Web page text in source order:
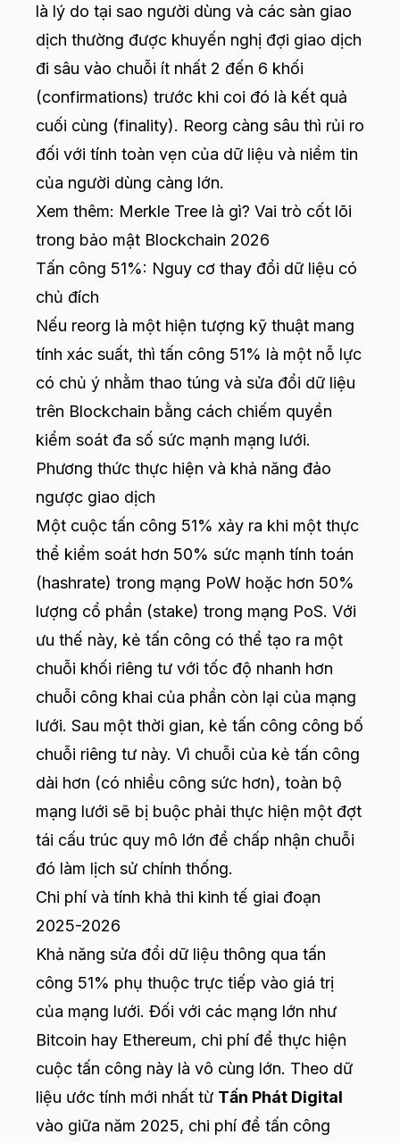
là lý do tại sao người dùng và các sàn giao
dịch thường được khuyến nghị đợi giao dịch
đi sâu vào chuỗi ít nhất 2 đến 6 khối
(confirmations) trước khi coi đó là kết quả
cuối cùng (finality). Reorg càng sâu thì rủi ro
đối với tính toàn vẹn của dữ liệu và niềm tin
của người dùng càng lớn.
Xem thêm: Merkle Tree là gì? Vai trò cốt lõi
trong bảo mật Blockchain 2026
Tấn công 51%: Nguy cơ thay đổi dữ liệu có
chủ đích
Nếu reorg là một hiện tượng kỹ thuật mang
tính xác suất, thì tấn công 51% là một nỗ lực
có chủ ý nhằm thao túng và sửa đổi dữ liệu
trên Blockchain bằng cách chiếm quyền
kiểm soát đa số sức mạnh mạng lưới.
Phương thức thực hiện và khả năng đảo
ngược giao dịch
Một cuộc tấn công 51% xảy ra khi một thực
thể kiểm soát hơn 50% sức mạnh tính toán
(hashrate) trong mạng PoW hoặc hơn 50%
lượng cổ phần (stake) trong mạng PoS. Với
ưu thế này, kẻ tấn công có thể tạo ra một
chuỗi khối riêng tư với tốc độ nhanh hơn
chuỗi công khai của phần còn lại của mạng
lưới. Sau một thời gian, kẻ tấn công công bố
chuỗi riêng tư này. Vì chuỗi của kẻ tấn công
dài hơn (có nhiều công sức hơn), toàn bộ
mạng lưới sẽ bị buộc phải thực hiện một đợt
tái cấu trúc quy mô lớn để chấp nhận chuỗi
đó làm lịch sử chính thống.
Chi phí và tính khả thi kinh tế giai đoạn
2025-2026
Khả năng sửa đổi dữ liệu thông qua tấn
công 51% phụ thuộc trực tiếp vào giá trị
của mạng lưới. Đối với các mạng lớn như
Bitcoin hay Ethereum, chi phí để thực hiện
cuộc tấn công này là vô cùng lớn. Theo dữ
liệu ước tính mới nhất từ Tấn Phát Digital
vào giữa năm 2025, chi phí để tấn công